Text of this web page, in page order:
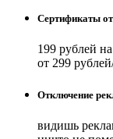
Сертификаты
199 рублей
от 299
Отключение
видишь